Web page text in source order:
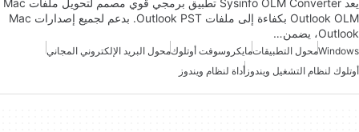
يعد Sysinfo OLM Converter تطبيق برمجي قوي مصمم لتحويل ملفات Mac
Outlook OLM بكفاءة إلى ملفات Outlook PST. بدعم لجميع إصدارات Mac
Outlook، يضمن…
Windowsمحول التطبيقاتمايكروسوفت أوتلوكمحول البريد الإلكتروني المجاني
أوتلوك لنظام التشغيل ويندوز أداة لنظام ويندوز